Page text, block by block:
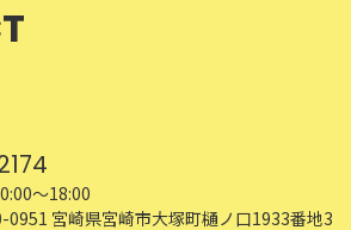
～18:00
0951 宮崎県宮崎市大塚町樋ノ口1933番地3